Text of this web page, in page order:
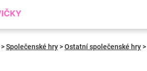
>Společenské hry>Ostatní společenské hry>